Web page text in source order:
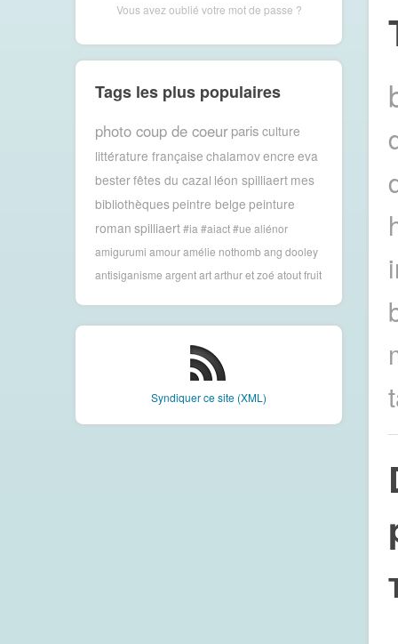
Vous avez oublié votre mot de passe ?
Tags les plus populaires
photo coup de coeur paris culture
littérature française chalamovencre eva
besterfêtes du cazal léon spilliaert mes
bibliothèquespeintre belge peinture
roman spilliaert #ia #aiact #ue aliénor
amigurumi amour amélie nothomb ang dooley
antisiganisme argent art arthur et zoé atout fruit
Syndiquer ce site (XML)